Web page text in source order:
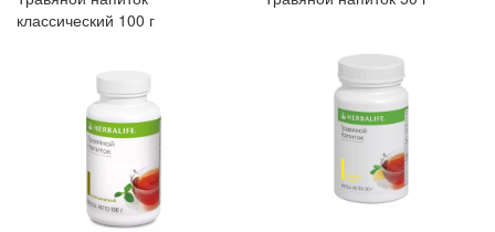
классический 100 г